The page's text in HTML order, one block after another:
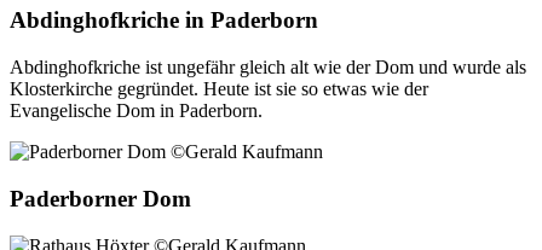
Abdinghofkriche in Paderborn
Abdinghofkriche ist ungefähr gleich alt wie der Dom und wurde als
Klosterkirche gegründet. Heute ist sie so etwas wie der
Evangelische Dom in Paderborn.
Paderborner Dom